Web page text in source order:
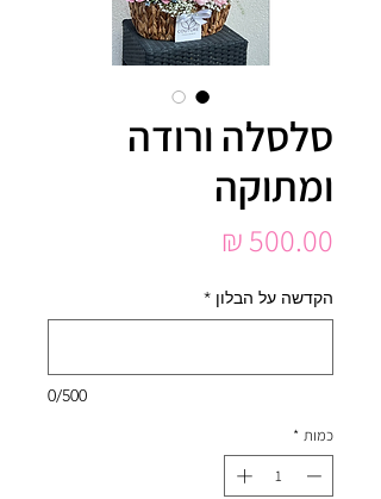
סלסלה ורודה
ומתוקה
הקדשה על הבלון *
0/500
כמות *